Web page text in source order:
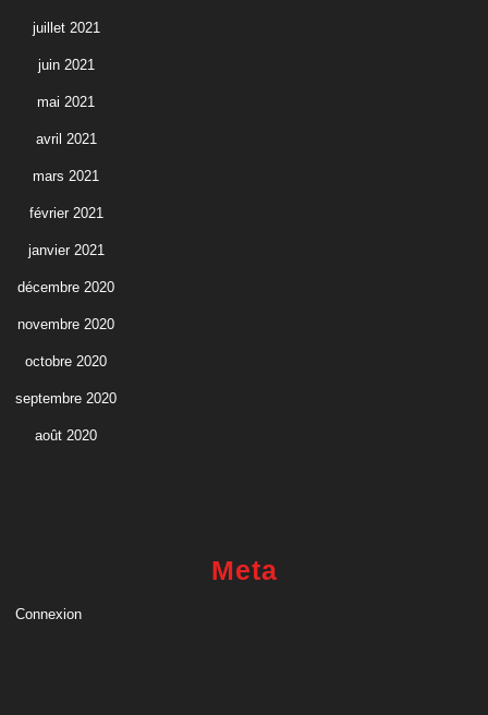
juillet 2021
juin 2021
mai 2021
avril 2021
mars 2021
février 2021
janvier 2021
décembre 2020
novembre 2020
octobre 2020
septembre 2020
août 2020
Meta
Connexion